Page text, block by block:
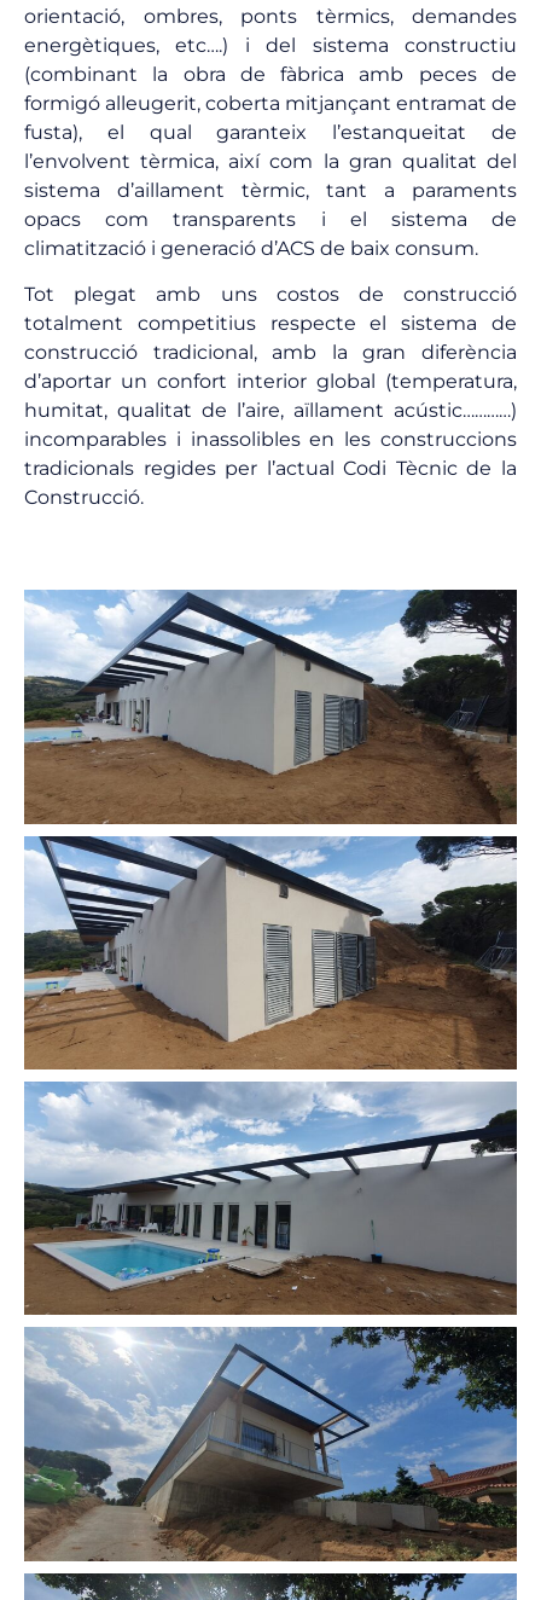
orientació, ombres, ponts tèrmics, demandes
energètiques, etc….) i del sistema constructiu
(combinant la obra de fàbrica amb peces de
formigó alleugerit, coberta mitjançant entramat de
fusta), el qual garanteix l’estanqueitat de
l’envolvent tèrmica, així com la gran qualitat del
sistema d’aillament tèrmic, tant a paraments
opacs com transparents i el sistema de
climatització i generació d’ACS de baix consum.
Tot plegat amb uns costos de construcció
totalment competitius respecte el sistema de
construcció tradicional, amb la gran diferència
d’aportar un confort interior global (temperatura,
humitat, qualitat de l’aire, aïllament acústic…………)
incomparables i inassolibles en les construccions
tradicionals regides per l’actual Codi Tècnic de la
Construcció.